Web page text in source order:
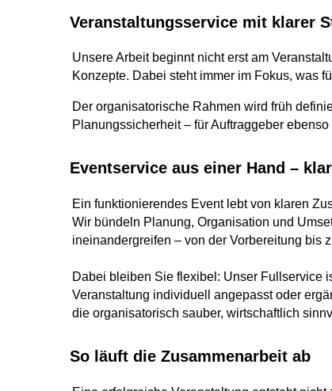
Veranstaltungsservice mit klarer
Unsere Arbeit beginnt nicht erst am
Konzepte. Dabei steht immer im Fokus, was
Der organisatorische Rahmen wird früh
Planungssicherheit – für Auftraggeber
Eventservice aus einer Hand –
Ein funktionierendes Event lebt von klaren
Wir bündeln Planung, Organisation und
ineinandergreifen – von der Vorbereitung bis
Dabei bleiben Sie flexibel: Unser Fullservice
Veranstaltung individuell angepasst oder
die organisatorisch sauber, wirtschaftlich
So läuft die Zusammenarbeit ab